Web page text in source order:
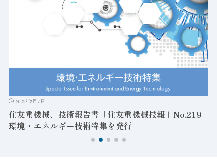
2026年8月7日
住友重機械、技術報告書「住友重機械技報」No.219
環境・エネルギー技術特集を発行